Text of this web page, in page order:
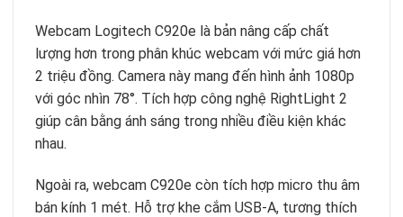
Webcam Logitech C920e là bản nâng cấp chất
lượng hơn trong phân khúc webcam với mức giá hơn
2 triệu đồng. Camera này mang đến hình ảnh 1080p
với góc nhìn 78°. Tích hợp công nghệ RightLight 2
giúp cân bằng ánh sáng trong nhiều điều kiện khác
nhau.
Ngoài ra, webcam C920e còn tích hợp micro thu âm
bán kính 1 mét. Hỗ trợ khe cắm USB-A, tương thích